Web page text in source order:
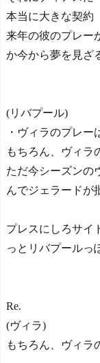
本当に大きな契約
来年の彼のプレー
か今から夢を見ざ
(リバプール)
・ヴィラのプレ
もちろん、ヴィラ
ただ今シーズンの
んでジェラードが
プレスにしろサイ
っとリバプールっ
Re.
(ヴィラ)
もちろん、ヴィラ